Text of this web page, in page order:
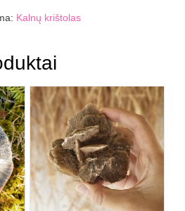
Kalnų krištolas